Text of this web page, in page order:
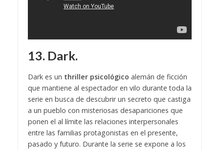
13. Dark.
Dark es un thriller psicológico alemán de ficción
que mantiene al espectador en vilo durante toda la
serie en busca de descubrir un secreto que castiga
a un pueblo con misteriosas desapariciones que
ponen el al límite las relaciones interpersonales
entre las familias protagonistas en el presente,
pasado y futuro. Durante la serie se expone a los